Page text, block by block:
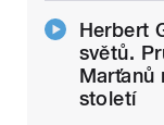
Herbert
světů.
Marťanů
století